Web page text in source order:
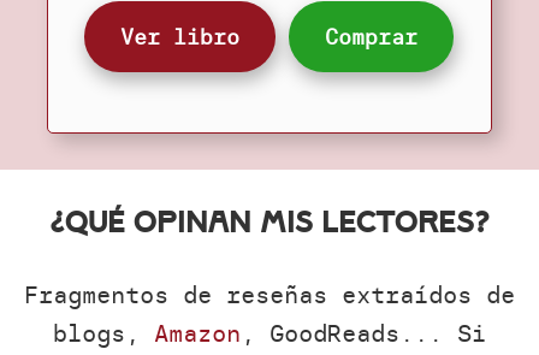
Ver libro Comprar
¿Qué opinan mis lectores?
Fragmentos de reseñas extraídos de
blogs, Amazon , GoodReads... Si